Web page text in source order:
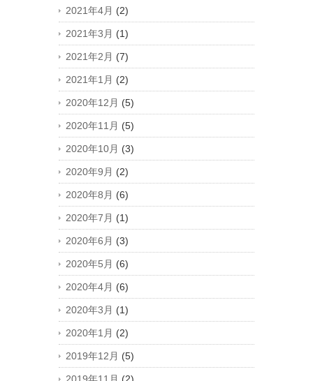
2021年4月 (2)
2021年3月 (1)
2021年2月 (7)
2021年1月 (2)
2020年12月 (5)
2020年11月 (5)
2020年10月 (3)
2020年9月 (2)
2020年8月 (6)
2020年7月 (1)
2020年6月 (3)
2020年5月 (6)
2020年4月 (6)
2020年3月 (1)
2020年1月 (2)
2019年12月 (5)